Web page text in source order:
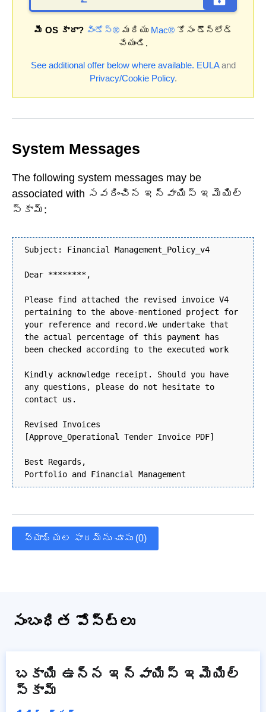
మీ OS కాదా? విండోస్®మరియు Mac®కోసం డౌన్‌లోడ్
చేయండి.
See additional offer below where available. EULAand
Privacy/Cookie Policy.
System Messages
The following system messages may be
associated with సవరించిన ఇన్వాయిస్ ఇమెయిల్
స్కామ్:
Subject: Financial Management_Policy_v4
Dear ********,
Please find attached the revised invoice V4
pertaining to the above-mentioned project for
your reference and record.We undertake that
the actual percentage of this payment has
been checked according to the executed work
Kindly acknowledge receipt. Should you have
any questions, please do not hesitate to
contact us.
Revised Invoices
[Approve_Operational Tender Invoice PDF]
Best Regards,
Portfolio and Financial Management
వ్యాఖ్యల ఫారమ్‌ను చూపు (0)
సంబంధిత పోస్ట్లు
బకాయి ఉన్న ఇన్‌వాయిస్ ఇమెయిల్
స్కామ్